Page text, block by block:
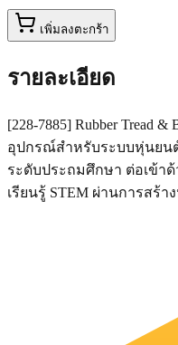
เพิ่มลงตะกร้า
รายละเอียด
[228-7885] Rubber Tread
อุปกรณ์สำหรับระบบหุ่นยน
ระดับประถมศึกษา ต่อเข้า
เรียนรู้ STEM ผ่านการสร้า